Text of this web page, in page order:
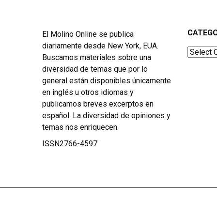
El Molino Online se publica
diariamente desde New York, EUA.
Buscamos materiales sobre una
diversidad de temas que por lo
general están disponibles únicamente
en inglés u otros idiomas y
publicamos breves excerptos en
español. La diversidad de opiniones y
temas nos enriquecen.
ISSN2766-4597